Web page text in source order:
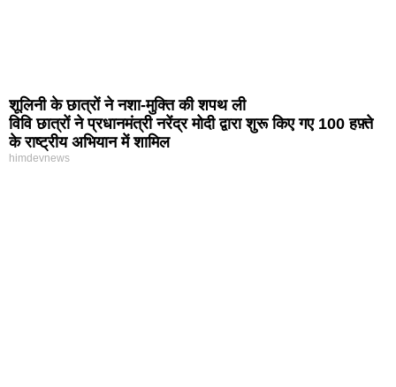
शूलिनी के छात्रों ने नशा-मुक्ति की शपथ ली
विवि छात्रों ने प्रधानमंत्री नरेंद्र मोदी द्वारा शुरू किए गए 100 हफ़्ते
के राष्ट्रीय अभियान में शामिल
himdevnews